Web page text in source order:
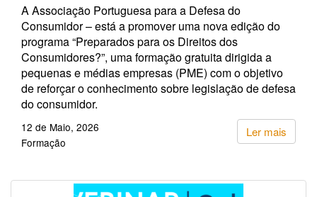
A Associação Portuguesa para a Defesa do
Consumidor – está a promover uma nova edição do
programa “Preparados para os Direitos dos
Consumidores?”, uma formação gratuita dirigida a
pequenas e médias empresas (PME) com o objetivo
de reforçar o conhecimento sobre legislação de defesa
do consumidor.
Ler mais
12 de Maio, 2026
Formação